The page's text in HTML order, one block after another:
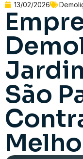
13/02/2026
São